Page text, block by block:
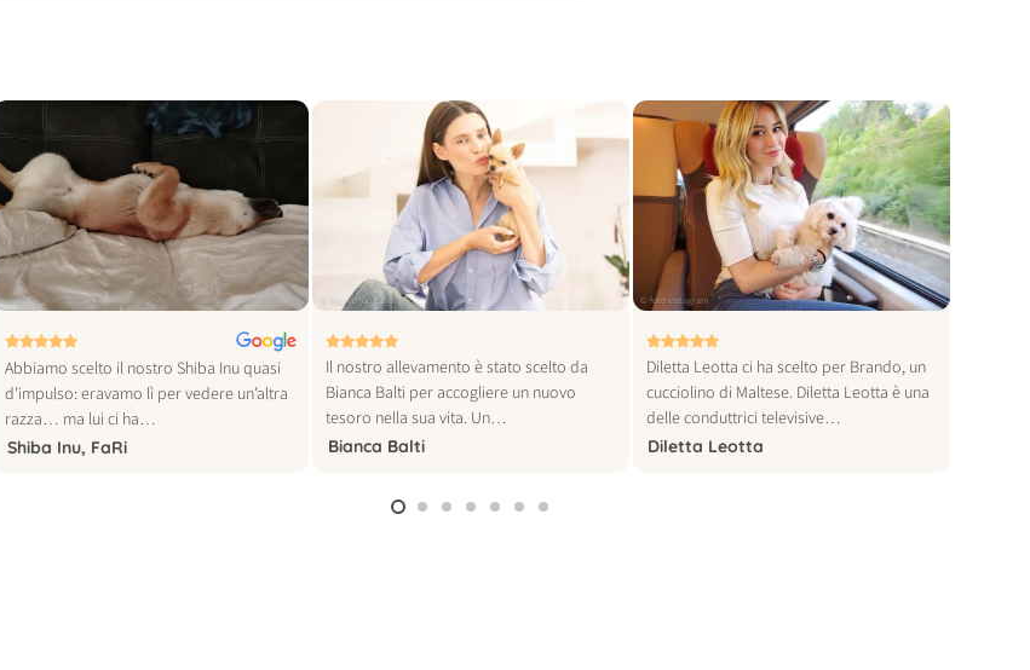
Abbiamo scelto il nostro Shiba Inu quasi
d’impulso: eravamo lì per vedere un’altra
razza… ma lui ci ha…
Shiba Inu, FaRi
© foto vogue italia
Il nostro allevamento è stato scelto da
Bianca Balti per accogliere un nuovo
tesoro nella sua vita. Un…
Bianca Balti
© foto instagram
Diletta Leotta ci ha scelto per Brando, un
cucciolino di Maltese. Diletta Leotta è una
delle conduttrici televisive…
Diletta Leotta